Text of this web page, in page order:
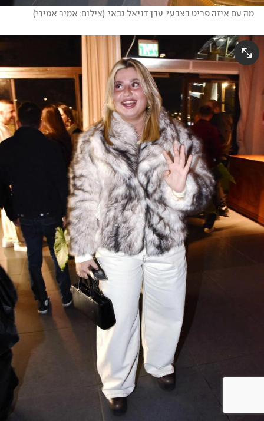
מה עם איזה פריט בצבע? עדן דניאל גבאי (צילום: אמיר אמירי)